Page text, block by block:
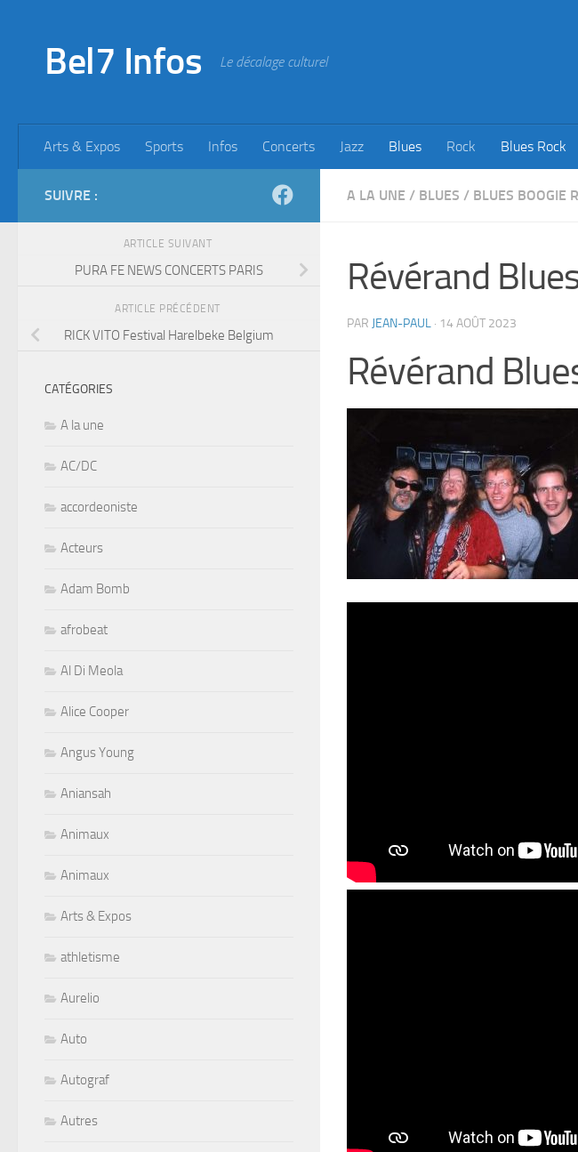
Bel7 Infos Le décalage culturel
Arts & Expos Sports Infos Concerts Jazz Blues Rock Blues Rock
A LA UNE / BLUES / BLUES BOOGIE
Révérand
PAR JEAN-PAUL · 14 AOÛT 2023
Révérand
SUIVRE :
ARTICLE SUIVANT
PURA FE NEWS CONCERTS PARIS
ARTICLE PRÉCÉDENT
RICK VITO Festival Harelbeke Belgium
CATÉGORIES
A la une
AC/DC
accordeoniste
Acteurs
Adam Bomb
afrobeat
Al Di Meola
Alice Cooper
Angus Young
Aniansah
Animaux
Animaux
Arts & Expos
athletisme
Aurelio
Auto
Autograf
Autres